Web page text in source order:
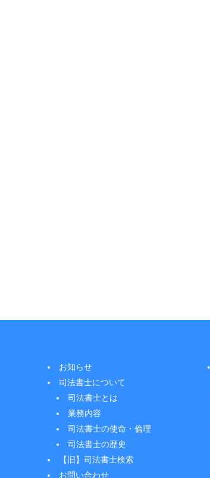
お知らせ
司法書士について
司法書士とは
業務内容
司法書士の使命・倫理
司法書士の歴史
【旧】司法書士検索
お問い合わせ